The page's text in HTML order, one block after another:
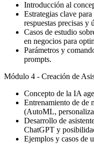
Introducción al
Estrategias clave
respuestas precisas y
Casos de estudio
en negocios para
Parámetros y
prompts.
Módulo 4 - Creación de
Concepto de la IA
Entrenamiento de de
(AutoML,
Desarrollo de
ChatGPT y
Ejemplos y casos de